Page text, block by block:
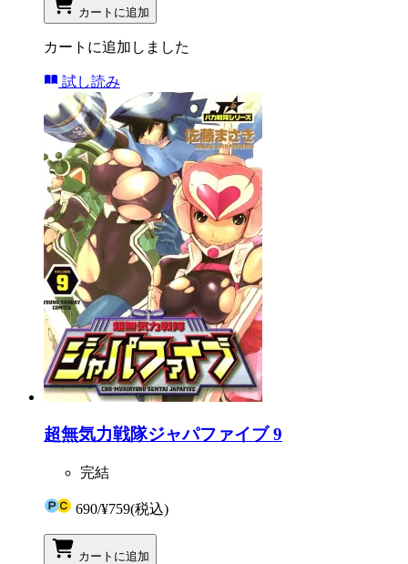
カートに追加
カートに追加しました
試し読み
超無気力戦隊ジャパファイブ 9
完結
690/¥759(税込)
カートに追加